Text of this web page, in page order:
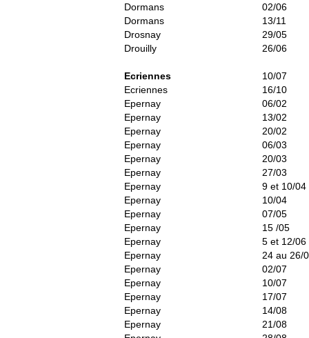
Dormans
02/06
Dormans
13/11
Drosnay
29/05
Drouilly
26/06
Ecriennes
10/07
Ecriennes
16/10
Epernay
06/02
Epernay
13/02
Epernay
20/02
Epernay
06/03
Epernay
20/03
Epernay
27/03
Epernay
9 et 10/04
Epernay
10/04
Epernay
07/05
Epernay
15 /05
Epernay
5 et 12/06
Epernay
24 au 26/
Epernay
02/07
Epernay
10/07
Epernay
17/07
Epernay
14/08
Epernay
21/08